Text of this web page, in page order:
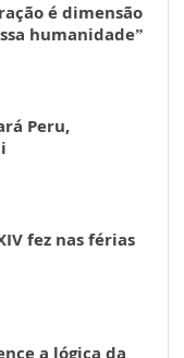
é dimensão
humanidade”
Peru,
fez nas férias
a lógica da